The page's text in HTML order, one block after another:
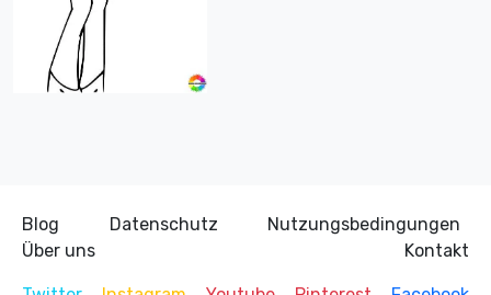
Blog Datenschutz
Nutzungsbedingungen
Über uns
Kontakt